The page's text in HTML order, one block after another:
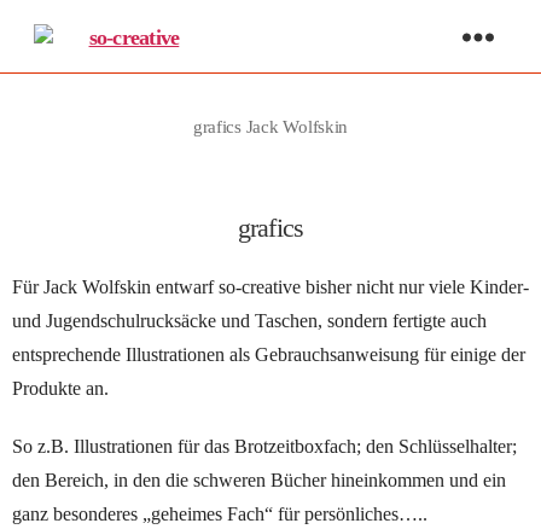
grafics Jack Wolfskin
grafics
Für Jack Wolfskin entwarf so-creative bisher nicht nur viele Kinder-
und Jugendschulrucksäcke und Taschen, sondern fertigte auch
entsprechende Illustrationen als Gebrauchsanweisung für einige der
Produkte an.
So z.B. Illustrationen für das Brotzeitboxfach; den Schlüsselhalter;
den Bereich, in den die schweren Bücher hineinkommen und ein
ganz besonderes „geheimes Fach“ für persönliches…..